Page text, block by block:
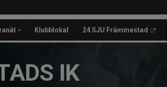
Klubblokal 24 SJU Främmestad
IK